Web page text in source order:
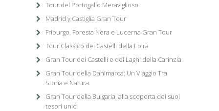
Tour del Portogallo Meraviglioso
Madrid y Castiglia Gran Tour
Friburgo, Foresta Nera e Lucerna Gran Tour
Tour Classico dei Castelli della Loira
Gran Tour dei Castelli e dei Laghi della Carinzia
Gran Tour della Danimarca: Un Viaggio Tra
Storia e Natura
Gran Tour della Bulgaria, alla scoperta dei suoi
tesori unici